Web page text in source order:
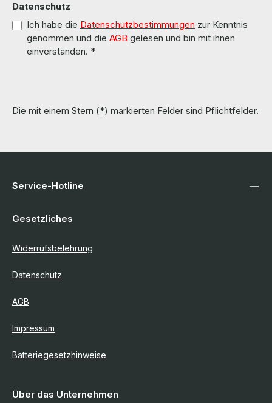
Datenschutz
Ich habe die Datenschutzbestimmungen zur Kenntnis
genommen und die AGB gelesen und bin mit ihnen
einverstanden. *
Die mit einem Stern (*) markierten Felder sind Pflichtfelder.
Service-Hotline
Gesetzliches
Widerrufsbelehrung
Datenschutz
AGB
Impressum
Batteriegesetzhinweise
Über das Unternehmen